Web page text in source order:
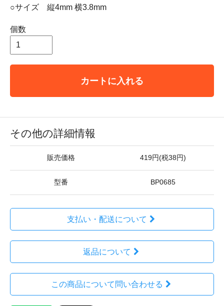
○サイズ 縦4mm 横3.8mm
個数
カートに入れる
その他の詳細情報
販売価格 419円(税38円)
型番 BP0685
支払い・配送について
返品について
この商品について問い合わせる